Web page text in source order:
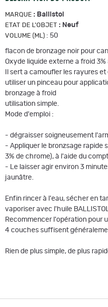
MARQUE : Ballistol
ETAT DE L'OBJET : Neuf
VOLUME (ML) : 50
flacon de bronzage noir pour
Oxyde liquide externe a froid 3%
Il sert a camoufler les rayures et
utiliser un pinceau pour
bronzage à froid
utilisation simple.
Mode d'emploi :
- dégraisser soigneusement
- Appliquer le bronzsage rapide
3% de chrome), à l'aide du
- Le laisser agir environ 3
jaunâtre.
Enfin rincer à l'eau, sécher en
vaporiser avec l'huile BALLISTOL
Recommencer l'opération pour
4 couches suffisent
Rien de plus simple, de plus